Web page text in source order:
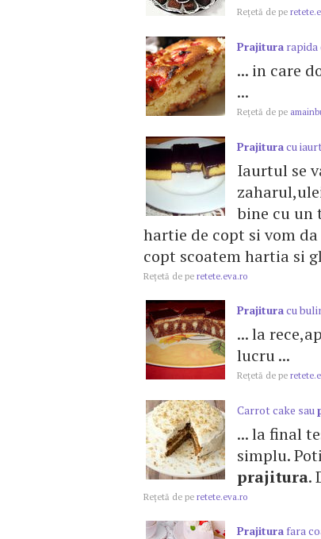
Reţetă de pe
Prajitura rapida
... in care
...
Reţetă de pe
Prajituracu
Iaurtul se
bine cu un
hartie de copt si vom
copt scoatem hartia si
Reţetă de pe retete.eva.ro
Prajituracu
... la
lucru ...
Reţetă de pe
Carrot cake sau
... la final
simplu.
prajitura.
Reţetă de pe retete.eva.ro
Prajitura fara